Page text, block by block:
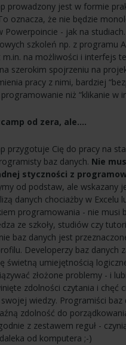
prowadzony jest w formie
oznacza, że nie będzie
Powerpoincie - jak na
szkoleń np. z programu
m.in. na możliwości i interfejs
szerokim spojrzeniu na
pracy z nimi, bardziej
programowanie niż “klikanie w
od zera, ale….
przygotuje Cię do pracy na
baz danych. Nie
styczności z
od podstaw, ale wskazany
danych chociażby w Excelu
programowania - nie musi
ze szkoły, studiów czy
baz danych jest
Developerzy baz danych
świetną umiejętnością
złożone problemy - i
zdolności czytania i chęć
wiedzy. Programiści baz
zdolność do
z zestawem reguł -
od komputera ;-)